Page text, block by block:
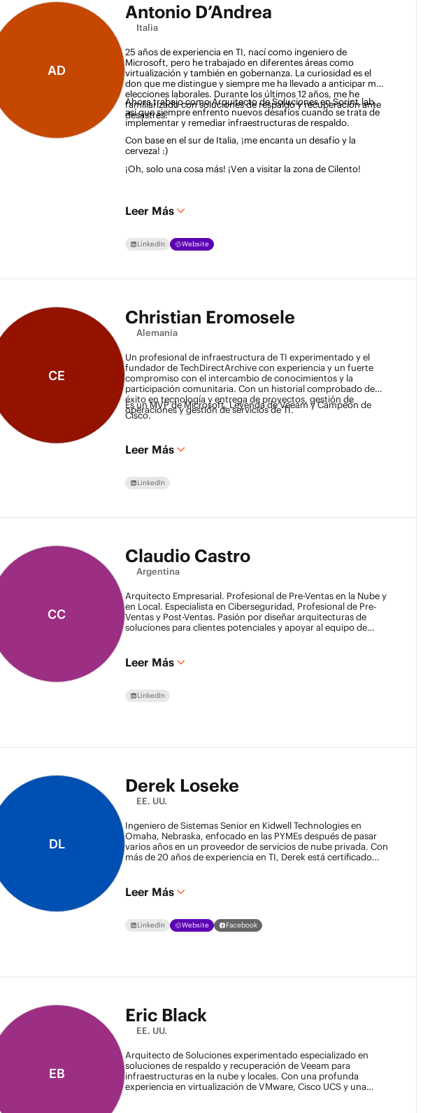
AD
Antonio D’Andrea
Italia
25 años de experiencia en TI, nací como ingeniero de
Microsoft, pero he trabajado en diferentes áreas como
virtualización y también en gobernanza. La curiosidad es el
don que me distingue y siempre me ha llevado a anticipar mis
elecciones laborales. Durante los últimos 12 años, me he
familiarizado con soluciones de respaldo y recuperación ante
desastres.
Ahora trabajo como Arquitecto de Soluciones en Sorint.lab,
así que siempre enfrento nuevos desafíos cuando se trata de
implementar y remediar infraestructuras de respaldo.
Con base en el sur de Italia, ¡me encanta un desafío y la
cerveza! :)
¡Oh, solo una cosa más! ¡Ven a visitar la zona de Cilento!
Leer Más
LinkedIn Website
CE
Christian Eromosele
Alemania
Un profesional de infraestructura de TI experimentado y el
fundador de TechDirectArchive con experiencia y un fuerte
compromiso con el intercambio de conocimientos y la
participación comunitaria. Con un historial comprobado de
éxito en tecnología y entrega de proyectos, gestión de
operaciones y gestión de servicios de TI.
Es un MVP de Microsoft, Leyenda de Veeam y Campeón de
Cisco.
Leer Más
LinkedIn
CC
Claudio Castro
Argentina
Arquitecto Empresarial. Profesional de Pre-Ventas en la Nube y
en Local. Especialista en Ciberseguridad, Profesional de Pre-
Ventas y Post-Ventas. Pasión por diseñar arquitecturas de
soluciones para clientes potenciales y apoyar al equipo de
de trabajo y espíritu emprendedor.
Pienso fuera de la caja para ayudar a los clientes y a mi equipo
tecnologías y aprovechar oportunidades desafiantes.
Leer Más
LinkedIn
DL
Derek Loseke
EE. UU.
Ingeniero de Sistemas Senior en Kidwell Technologies en
Omaha, Nebraska, enfocado en las PYMEs después de pasar
varios años en un proveedor de servicios de nube privada. Con
más de 20 años de experiencia en TI, Derek está certificado
Infraestructura y Servicios en la Nube. Derek también es un ex
Veeam Legend y actual Veeam Vanguard.
Leer Más
LinkedIn Website Facebook
EB
Eric Black
EE. UU.
Arquitecto de Soluciones experimentado especializado en
soluciones de respaldo y recuperación de Veeam para
infraestructuras en la nube y locales. Con una profunda
experiencia en virtualización de VMware, Cisco UCS y una